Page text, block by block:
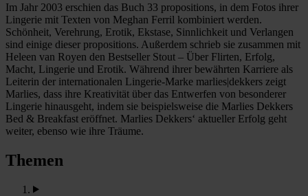
Im Jahr 2003 erschien das Buch 33 propositions, in dem Fotos ihrer
Lingerie mit Texten von Meghan Ferril kombiniert werden.
Schönheit, Verehrung, Erotik, Ekstase, Sinnlichkeit und Verlangen
sind einige dieser propositions. Außerdem schrieb sie zusammen mit
Heleen van Royen den Bestseller Stout – Über Flirten, Erfolg,
Macht, Lingerie und Erotik. Während ihrer bewährten Karriere als
Leiterin der internationalen Lingerie-Marke marlies|dekkers zeigt
Marlies, dass ihre Kreativität über das Entwerfen von besonderer
Lingerie hinausgeht, indem sie beispielsweise die Marlies Dekkers
Bed & Breakfast eröffnet. Marlies Dekkers‘ aktueller Erfolg geht
weiter, ebenso wie ihre Träume.
Themen